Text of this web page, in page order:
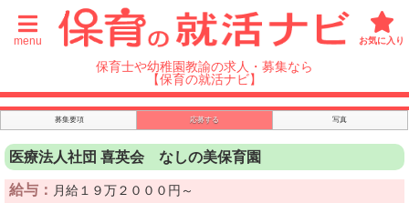
menu お気に入り
保育士や幼稚園教諭の求人・募集なら
【保育の就活ナビ】
募集要項 応募する 写真
医療法人社団 喜英会 なしの美保育園
給与： 月給１９万２０００円～